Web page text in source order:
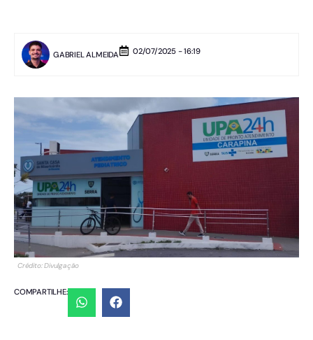
GABRIEL ALMEIDA 02/07/2025 - 16:19
Crédito: Divulgação
COMPARTILHE: